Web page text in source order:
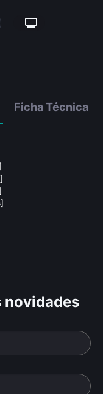
Ficha Técnica
novidades